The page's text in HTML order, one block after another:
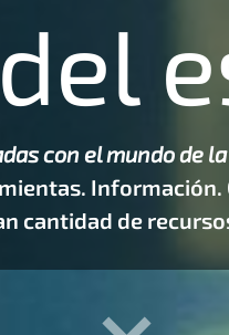
con el mundo de
Información.
cantidad de